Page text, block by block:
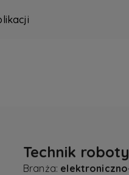
Technik
Branża: